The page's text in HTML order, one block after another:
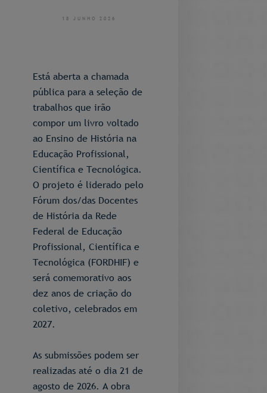
18 JUNHO 2026
Está aberta a chamada
pública para a seleção de
trabalhos que irão
compor um livro voltado
ao Ensino de História na
Educação Profissional,
Científica e Tecnológica.
O projeto é liderado pelo
Fórum dos/das Docentes
de História da Rede
Federal de Educação
Profissional, Científica e
Tecnológica (FORDHIF) e
será comemorativo aos
dez anos de criação do
coletivo, celebrados em
2027.
As submissões podem ser
realizadas até o dia 21 de
agosto de 2026. A obra